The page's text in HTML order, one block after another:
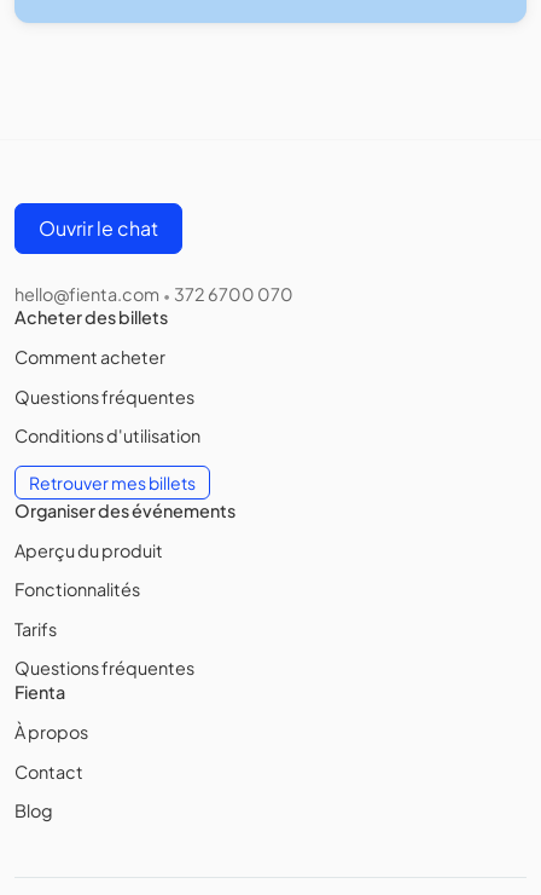
Ouvrir le chat
hello@fienta.com • 372 6700 070
Acheter des billets
Comment acheter
Questions fréquentes
Conditions d'utilisation
Retrouver mes billets
Organiser des événements
Aperçu du produit
Fonctionnalités
Tarifs
Questions fréquentes
Fienta
À propos
Contact
Blog